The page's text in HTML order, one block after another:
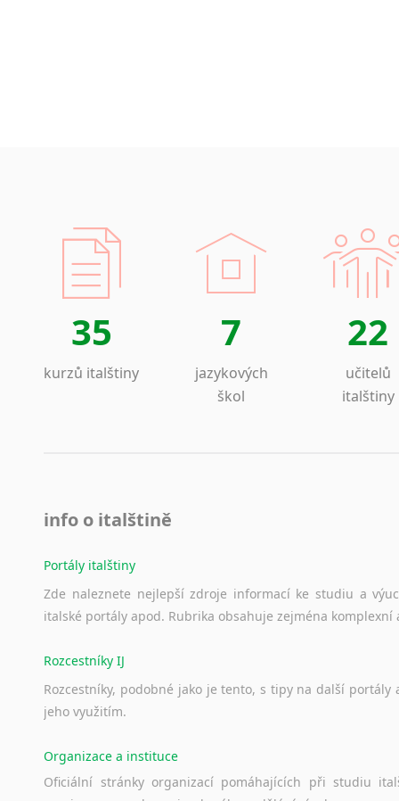
35
kurzů italštiny
7
jazykových
škol
22
učitelů
italštiny
info o italštině
Portály italštiny
Zde naleznete nejlepší zdroje informací ke studiu a
italské portály apod. Rubrika obsahuje zejména komplexní
Rozcestníky IJ
Rozcestníky, podobné jako je tento, s tipy na další portály
jeho využitím.
Organizace a instituce
Oficiální stránky organizací pomáhajících při studiu